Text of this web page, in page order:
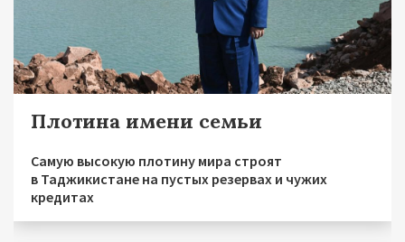
Плотина имени семьи
Самую высокую плотину мира строят
в Таджикистане на пустых резервах и чужих
кредитах